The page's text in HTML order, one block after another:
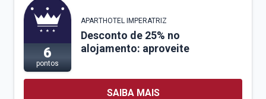
6
pontos
APARTHOTEL IMPERATRIZ
Desconto de 25% no
alojamento: aproveite
SAIBA MAIS